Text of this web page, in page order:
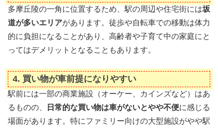
多摩丘陵の一角に位置するため、駅の周辺や住宅街には坂
道が多いエリアがあります。徒歩や自転車での移動は体力
的に負担になることがあり、高齢者や子育て中の家庭にと
ってはデメリットとなることもあります。
4. 買い物が車前提になりやすい
駅前には一部の商業施設（オーケー、カインズなど）はあ
るものの、
日常的な買い物は車がないとやや不便に感じる
場面があります。特にファミリー向けの大型施設がやや駅